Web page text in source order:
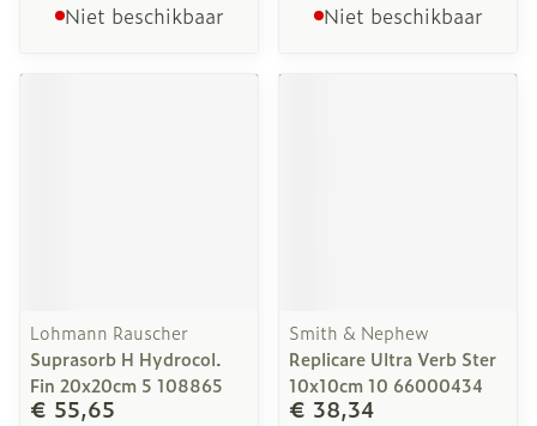
Niet beschikbaar Niet beschikbaar
Lohmann Rauscher
Suprasorb H Hydrocol.
Fin 20x20cm 5 108865
€ 55,65
Smith & Nephew
Replicare Ultra Verb Ster
10x10cm 10 66000434
€ 38,34